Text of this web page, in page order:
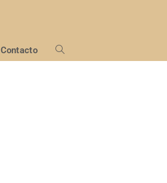
Contacto